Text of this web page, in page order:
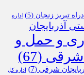
تبریز زنجان (5)
اداره
آذربایجان
و حمل و
شرقی (67)
شرقی (7)
اداره کل